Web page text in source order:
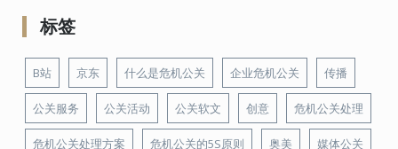
标签
B站 京东 什么是危机公关 企业危机公关 传播
公关服务 公关活动 公关软文 创意 危机公关处理
危机公关处理方案 危机公关的5S原则 奥美 媒体公关